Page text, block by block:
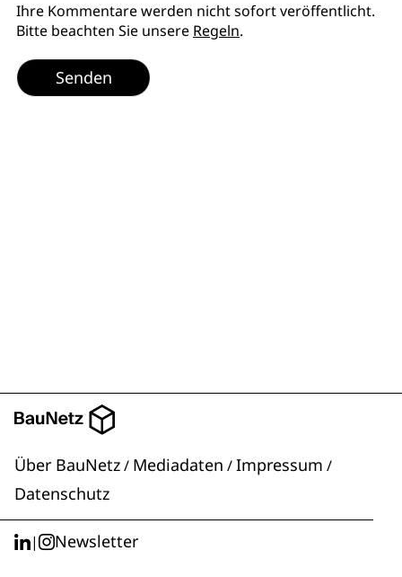
Ihre Kommentare werden nicht sofort veröffentlicht.
Bitte beachten Sie unsere Regeln.
Senden
Über BauNetz/ Mediadaten /Impressum /
Datenschutz
| Newsletter